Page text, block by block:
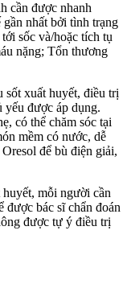
cần được nhanh
nhất bởi tình trạng
sốc và/hoặc tích tụ
nặng; Tổn thương
sốt xuất huyết, điều trị
yếu được áp dụng.
có thể chăm sóc tại
mềm có nước, dễ
để bù điện giải,
mỗi người cần
được bác sĩ chẩn đoán
được tự ý điều trị